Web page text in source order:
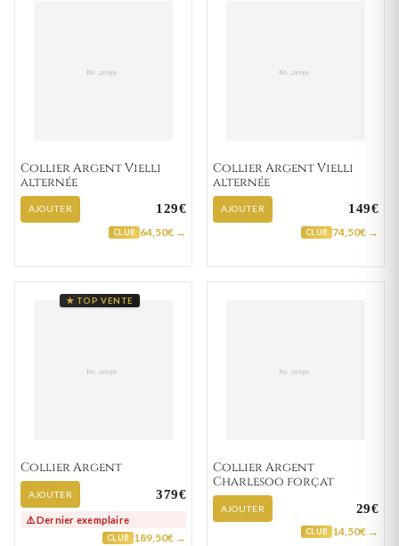
Collier Argent Vielli
alternée
AJOUTER 129€
CLUB 64,50€ →
Collier Argent Vielli
alternée
AJOUTER 149€
CLUB 74,50€ →
★ TOP VENTE
Collier Argent
AJOUTER 379€
⚠️ Dernier exemplaire
CLUB 189,50€ →
Collier Argent
Charlesoo forçat
AJOUTER 29€
CLUB 14,50€ →